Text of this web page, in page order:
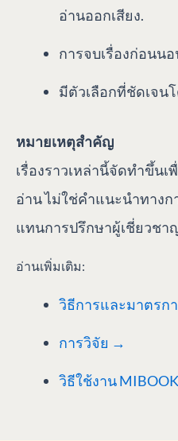
อ่านออกเสียง.
การจบเรื่องก่อนน
มีตัวเลือกที่ชัดเจน
หมายเหตุสำคัญ
เรื่องราวเหล่านี้จัดทำขึ้น
อ่าน ไม่ใช่คำแนะนำทาง
แทนการปรึกษาผู้เชี่ยวชา
อ่านเพิ่มเติม:
วิธีการและมาตรก
การวิจัย →
วิธีใช้งาน